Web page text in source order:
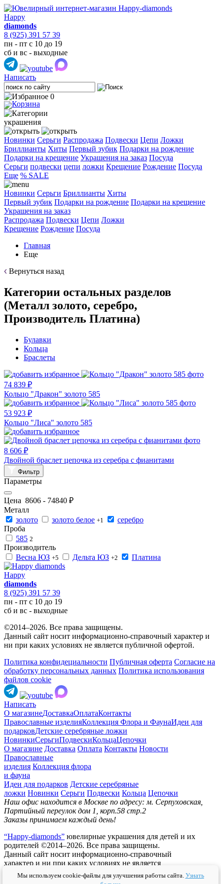
Happy
diamonds
8 (925) 391 57 39
пн - пт с 10 до 19
сб и вс - выходные
Написать
0
украшения
Новинки Серьги Распродажа Подвески Цепи Ложки
Бриллианты Хиты Первый зубик Подарки на рождение
Подарки на крещение Украшения на заказ Посуда
Cерьги подвески цепи ложки Крещение Рождение Посуда
Еще % SALE
Новинки Серьги Бриллианты Хиты
Первый зубик Подарки на рождение Подарки на крещение
Украшения на заказ
Распродажа Подвески Цепи Ложки
Крещение Рождение Посуда
Главная
Еще
Вернуться назад
Категории остальных разделов
(Металл золото, серебро,
Производитель Платина)
Булавки
Кольца
Браслеты
74 839 ₽
Кольцо "Дракон" золото 585
53 923 ₽
Кольцо "Лиса" золото 585
8 606 ₽
Двойной браслет цепочка из серебра с фианитами
Фильтр
Параметры
Цена 8606 - 74840 ₽
Металл
золото
золото белое +1
серебро
Проба
585 2
Производитель
Весна ЮЗ +5 Дельта ЮЗ +2 Платина
Happy
diamonds
8 (925) 391 57 39
пн - пт с 10 до 19
сб и вс - выходные
©2014–2026. Все права защищены.
Данный сайт носит информационно-справочный характер и
ни при каких условиях не является публичной офертой.
Политика конфидециальности Публичная оферта Согласие на
обработку персональных данных Политика использования
файлов cookie
Написать
О магазинеДоставкаОплатаКонтакты
Православные изделияКоллекция Флора и ФаунаИдеи для
подарковДетские серебряные ложки
НовинкиСерьгиПодвескиКольцаЦепочки
О магазине Доставка Оплата Контакты Новости
Православные
изделия Коллекция флора
и фауна
Идеи для подарков Детские серебряные
ложки Новинки Серьги Подвески Кольца Цепочки
Наш офис находится в Москве по адресу: м. Серпуховская,
Партийный переулок дом 1, корп.58 стр.2
Заказы принимаем каждый день!
“Happy-diamonds” ювелирные украшения для детей и их
родителей ©2014–2026. Все права защищены.
Данный сайт носит информационно-справочный
характер и ни при каких условиях не является
публичной офертой.
Мы используем cookie-файлы для улучшения работы сайта. Узнать